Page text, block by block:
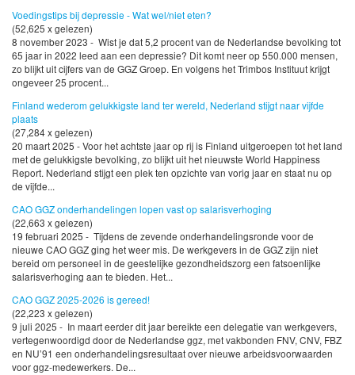
Voedingstips bij depressie - Wat wel/niet eten?
(52,625 x gelezen)
8 november 2023 - Wist je dat 5,2 procent van de Nederlandse bevolking tot
65 jaar in 2022 leed aan een depressie? Dit komt neer op 550.000 mensen,
zo blijkt uit cijfers van de GGZ Groep. En volgens het Trimbos Instituut krijgt
ongeveer 25 procent...
Finland wederom gelukkigste land ter wereld, Nederland stijgt naar vijfde
plaats
(27,284 x gelezen)
20 maart 2025 - Voor het achtste jaar op rij is Finland uitgeroepen tot het land
met de gelukkigste bevolking, zo blijkt uit het nieuwste World Happiness
Report. Nederland stijgt een plek ten opzichte van vorig jaar en staat nu op
de vijfde...
CAO GGZ onderhandelingen lopen vast op salarisverhoging
(22,663 x gelezen)
19 februari 2025 - Tijdens de zevende onderhandelingsronde voor de
nieuwe CAO GGZ ging het weer mis. De werkgevers in de GGZ zijn niet
bereid om personeel in de geestelijke gezondheidszorg een fatsoenlijke
salarisverhoging aan te bieden. Het...
CAO GGZ 2025-2026 is gereed!
(22,223 x gelezen)
9 juli 2025 - In maart eerder dit jaar bereikte een delegatie van werkgevers,
vertegenwoordigd door de Nederlandse ggz, met vakbonden FNV, CNV, FBZ
en NU’91 een onderhandelingsresultaat over nieuwe arbeidsvoorwaarden
voor ggz-medewerkers. De...